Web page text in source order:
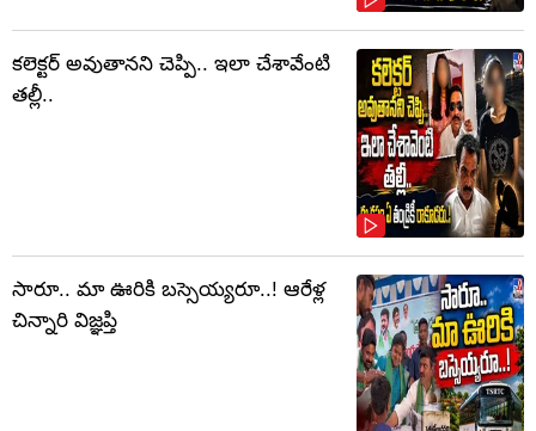
కలెక్టర్‌ అవుతానని చెప్పి.. ఇలా చేశావేంటి
తల్లీ..
సారూ.. మా ఊరికి బస్సెయ్యరూ..! ఆరేళ్ల
చిన్నారి విజ్ఞప్తి